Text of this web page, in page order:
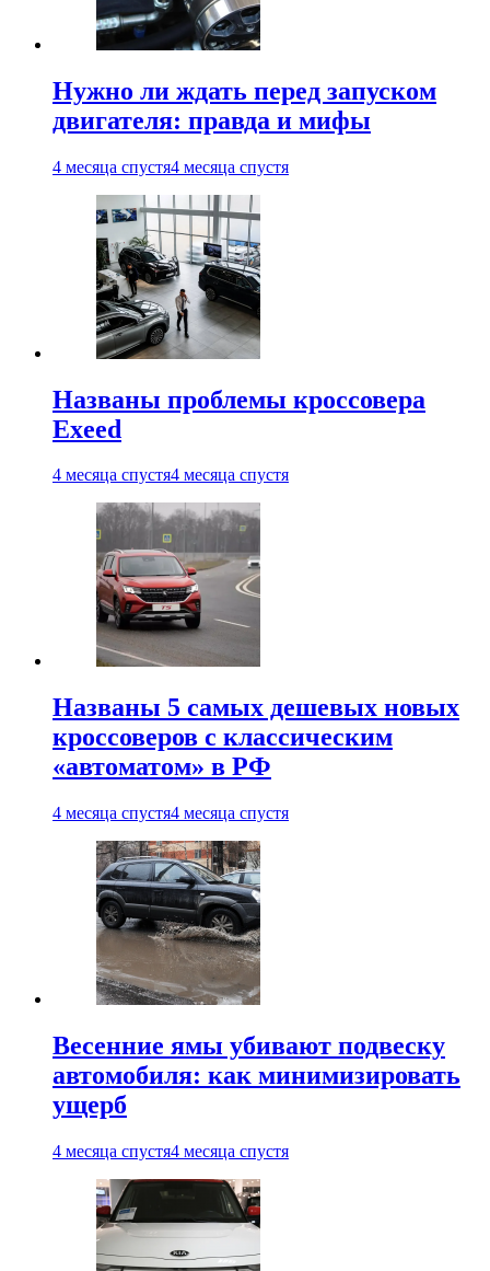
Нужно ли ждать перед запуском
двигателя: правда и мифы
4 месяца спустя4 месяца спустя
Названы проблемы кроссовера
Exeed
4 месяца спустя4 месяца спустя
Названы 5 самых дешевых новых
кроссоверов с классическим
«автоматом» в РФ
4 месяца спустя4 месяца спустя
Весенние ямы убивают подвеску
автомобиля: как минимизировать
ущерб
4 месяца спустя4 месяца спустя